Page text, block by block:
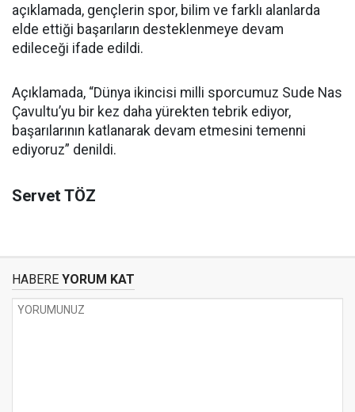
açıklamada, gençlerin spor, bilim ve farklı alanlarda
elde ettiği başarıların desteklenmeye devam
edileceği ifade edildi.
Açıklamada, “Dünya ikincisi milli sporcumuz Sude Nas
Çavultu’yu bir kez daha yürekten tebrik ediyor,
başarılarının katlanarak devam etmesini temenni
ediyoruz” denildi.
Servet TÖZ
HABERE YORUM KAT